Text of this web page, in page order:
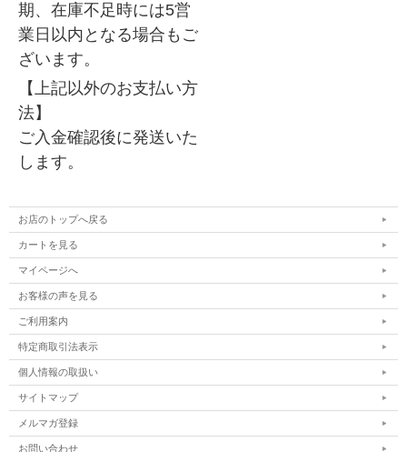
期、在庫不足時には5営
業日以内となる場合もご
ざいます。
【上記以外のお支払い方
法】
ご入金確認後に発送いた
します。
お店のトップへ戻る
カートを見る
マイページへ
お客様の声を見る
ご利用案内
特定商取引法表示
個人情報の取扱い
サイトマップ
メルマガ登録
お問い合わせ